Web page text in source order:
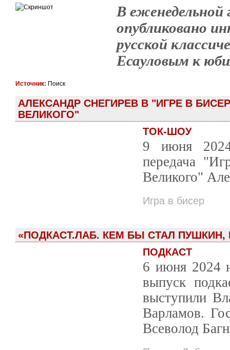
В еженедельной
опубликовано
русской
Есауловым к
Источник: Поиск
АЛЕКСАНДР СНЕГИРЕВ В "ИГРЕ В
ВЕЛИКОГО"
ТОК-ШОУ
9 июня
передача
Великого"
Игра в бисер
«ПОДКАСТ.ЛАБ. КЕМ БЫ СТАЛ ПУШКИН,
ПОДКАСТ
6 июня 2024
выпуск
выступили
Варламов.
Всеволод